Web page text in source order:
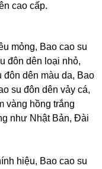
cao cấp.
mỏng, Bao cao su
đôn dên loại nhỏ,
đôn dên màu da, Bao
su đôn dên vảy cá,
vàng hồng trắng
như Nhật Bản, Đài
hiệu, Bao cao su